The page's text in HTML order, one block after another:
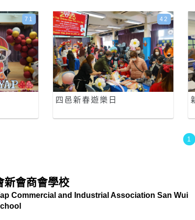
71
四邑新春遊樂日
42
1
新會商會學校
Commercial and Industrial Association San Wui